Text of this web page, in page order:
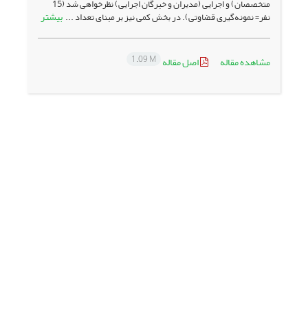
متخصصان) و اجرایی (مدیران و خبرگان اجرایی) نظرخواهی شد (15
نفر= نمونه‌گیری قضاوتی). در بخش کمی نیز بر مبنای تعداد ... بیشتر
مشاهده مقاله اصل مقاله 1.09 M